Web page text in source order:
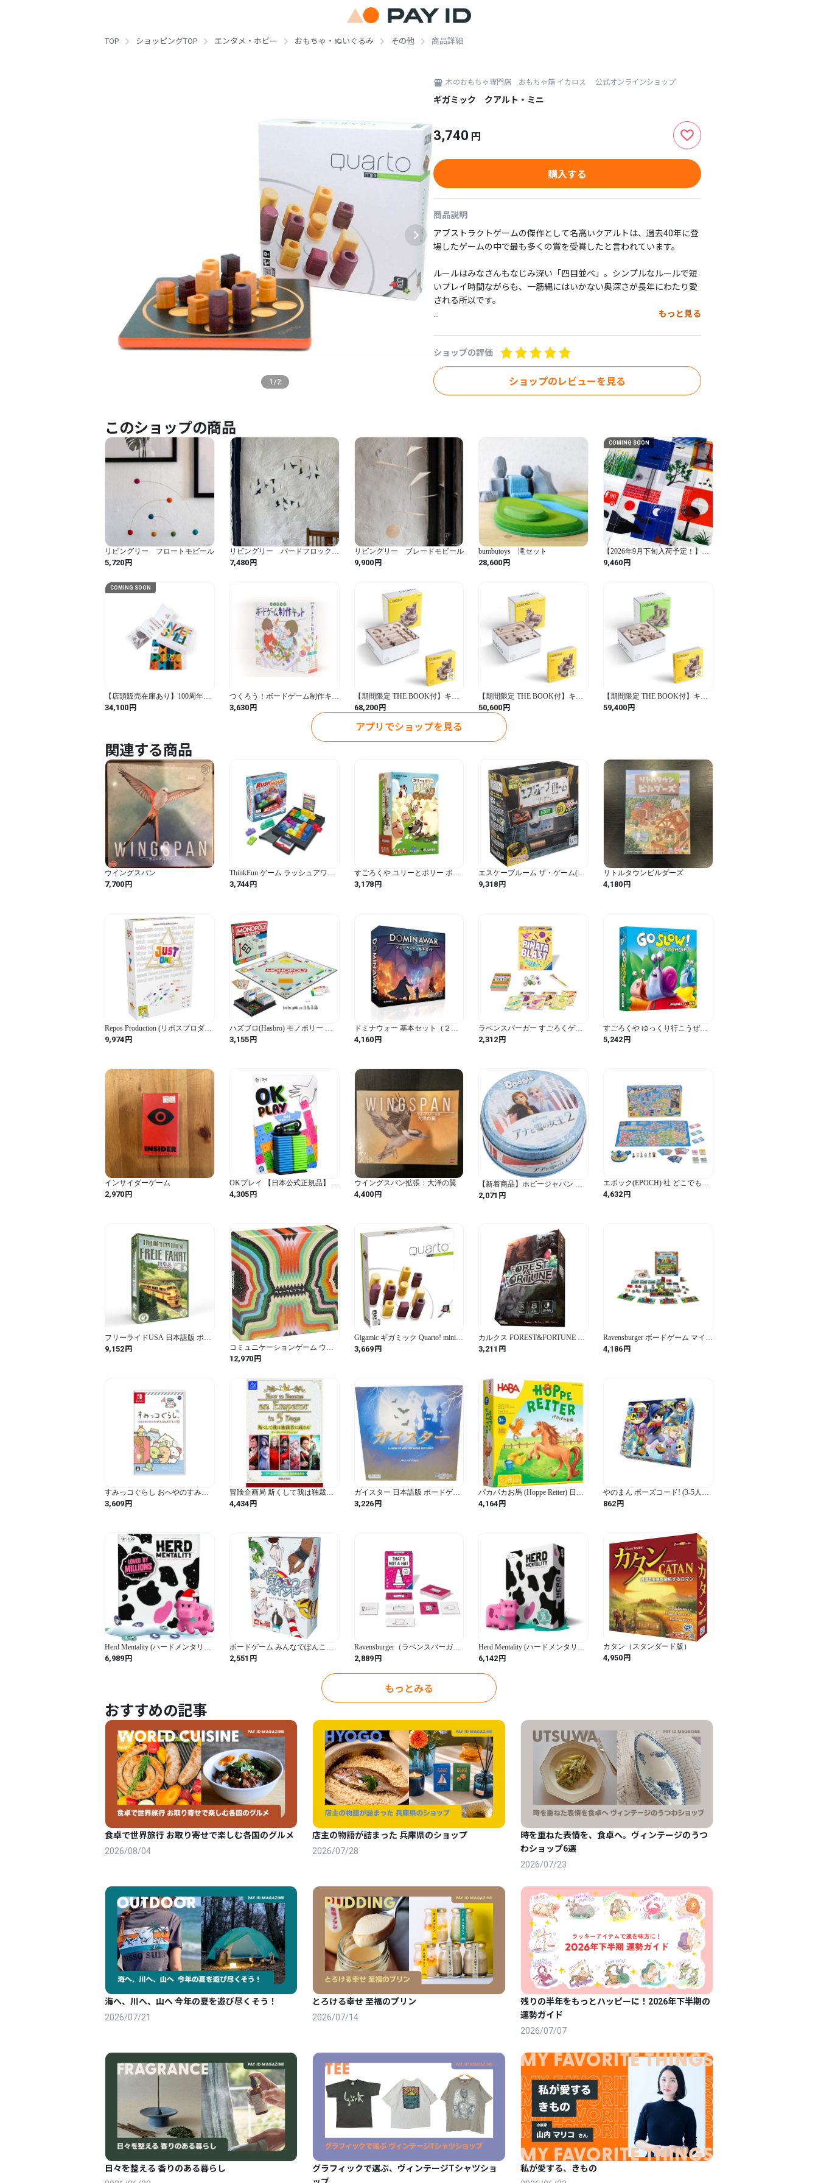
TOP ショッピングTOP エンタメ・ホビー おもちゃ・ぬいぐるみ その他 商品詳細
1 /2
木のおもちゃ専門店 おもちゃ箱 イカロス 公式オンラインショップ
ギガミック クアルト・ミニ
3,740 円
購入する
商品説明
アブストラクトゲームの傑作として名高いクアルトは、過去40年に登
場したゲームの中で最も多くの賞を受賞したと言われています。
ルールはみなさんもなじみ深い「四目並べ」。シンプルなルールで短
いプレイ時間ながらも、一筋縄にはいかない奥深さが長年にわたり愛
される所以です。
プレイ人数：2人
プレイ時間：15分くらい
対象年齢：6歳くらいから
ボードの大きさ：17×17cm
#中学生から大人も楽しい　#論理的な思考力を育む
もっと見る
ショップの評価
ショップのレビューを見る
このショップの商品
リビングリー フロートモビール
5,720円
リビングリー バードフロック
ス・ブラック
7,480円
リビングリー ブレードモビール
9,900円
bumbutoys 滝セット
28,600円
COMING SOON
【2026年9月下旬入荷予定！】
Corraini Edizioni ブルーノ・ムナ
ーリ プラス＆マイナス
9,460円
COMING SOON
【店頭販売在庫あり】100周年ネ
フスピール
34,100円
つくろう！ボードゲーム制作キッ
ト
3,630円
【期間限定 THE BOOK付】キュ
ボロ スタンダード 50
68,200円
【期間限定 THE BOOK付】キュ
ボロ スタンダード 32
50,600円
【期間限定 THE BOOK付】キュ
ボロ ジュニア
59,400円
アプリでショップを見る
関連する商品
ウイングスパン
7,700円
ThinkFun ゲーム ラッシュアワー
日本語版 76644 シンクファン (論
理的な思考力を育むゲーム) 8歳~
3,744円
すごろくや ユリーとポリー ボー
ドゲーム 日本語版
3,178円
エスケープルーム ザ・ゲーム(第
2版) 自宅で楽しむ脱出ゲーム
9,318円
リトルタウンビルダーズ
4,180円
Repos Production (リポスプロダク
ション) Just One (ジャストワン)
パーティーゲーム (ホワイトボッ
で楽しめるゲーム | 対象年齢8歳
以上 | 3～7人用 | 平均プレイ時間
20分
9,974円
ハズブロ(Hasbro) モノポリー ボ
ードゲーム クラシックゲーム 収
納トレイ付 大きいコマ 対象年齢8
3,155円
ドミナウォー 基本セット（２人
用 １０〜３０分 １２歳以上）
4,160円
ラベンスバーガー すごろくゲー
ム ピニャータ・ブラスト 22370 1
2,312円
すごろくや ゆっくり行こうぜ！
(日本語版) ボードゲーム
5,242円
インサイダーゲーム
2,970円
OKプレイ 【日本公式正規品】 イ
ギリス発 ボードゲーム ベストフ
ァミリーゲーム受賞 家族で楽し
4,305円
ウイングスパン拡張：大洋の翼
4,400円
【新着商品】ホビージャパン ド
ブル: アナと雪の女王2 日本語版
(2-5人用 10分 4才以上向け) ボー
2,071 円
エポック(EPOCH) 社 どこでもド
ラえもん 日本旅行ゲーム5 6人用
4,632円
フリーライドUSA 日本語版 ボー
ドゲーム
9,152円
コミュニケーションゲーム ウェ
ーブレングス 日本語版
12,970円
Gigamic ギガミック Quarto! mini
クアルト! ・ミニ
3,669円
カルクス FOREST&FORTUNE フ
ォレストアンドフォーチューン
(2-4人 20分 9才以上向け) ボード
3,211 円
Ravensburger ボードゲーム マイン
クラフト：ヒーローズ 日本語説
明書付 20977 4「正規輸入品」
4,186円
すみっコぐらし おへやのすみで
たびきぶんすごろく -Switch
3,609円
冒険企画局 斯くして我は独裁者
に成れり ヨーロッパエディショ
ン (4-6人用 30分 13才以上向け) ボ
4,434円
ガイスター 日本語版 ボードゲー
ム
3,226円
パカパカお馬 (Hoppe Reiter) 日本
版 ボードゲーム
4,164円
やのまん ポーズコード! (3-5人用
20分 8才以上向け) ボードゲーム
862円
Herd Mentality (ハードメンタリテ
ィ)： とてもおかしなパーティー
ゲーム | 家族みんな楽しもう
6,989円
ボードゲーム みんなでぽんこつ
ペイント
2,551 円
Ravensburger（ラベンスバーガ
ー） ボードゲーム ザッツ・ノッ
ト・ア・ハット! 日本語版 22676
4 対象年齢 8歳~ 【カードゲー
ゲーム、記憶力を鍛えるゲーム、
2,889円
Herd Mentality (ハードメンタリテ
ィ)： とてもおかしなパーティー
ゲーム | 家族みんな楽しもう
6,142円
カタン（スタンダード版）
4,950円
もっとみる
おすすめの記事
食卓で世界旅行 お取り寄せで楽しむ各国のグルメ
2026/08/04
店主の物語が詰まった 兵庫県のショップ
2026/07/28
時を重ねた表情を、食卓へ。ヴィンテージのうつ
わショップ6選
2026/07/23
海へ、川へ、山へ 今年の夏を遊び尽くそう！
2026/07/21
とろける幸せ 至福のプリン
2026/07/14
残りの半年をもっとハッピーに！2026年下半期の
運勢ガイド
2026/07/07
日々を整える 香りのある暮らし
グラフィックで選ぶ、ヴィンテージTシャツショ
私が愛する、きもの